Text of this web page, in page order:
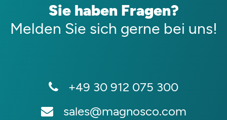
Sie haben Fragen?
Melden Sie sich gerne bei uns!
+49 30 912 075 300
sales@magnosco.com